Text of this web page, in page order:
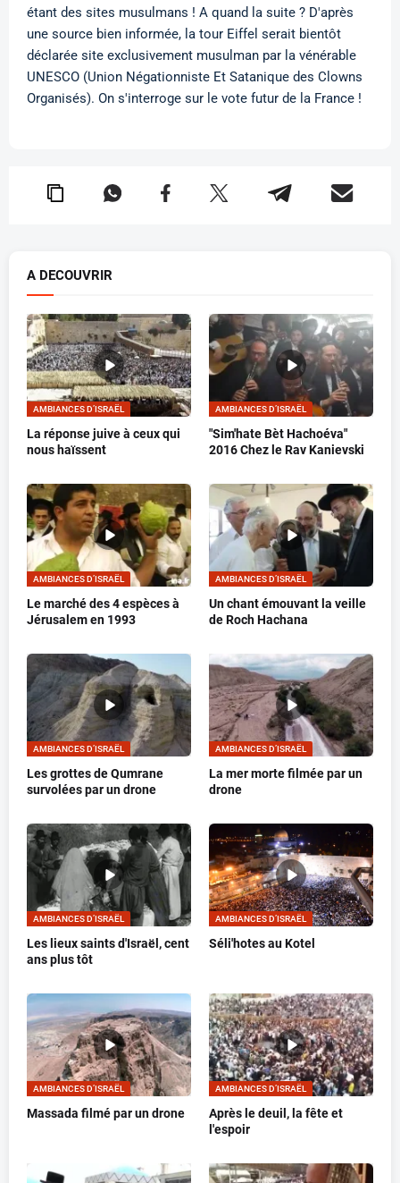
étant des sites musulmans ! A quand la suite ? D'après
une source bien informée, la tour Eiffel serait bientôt
déclarée site exclusivement musulman par la vénérable
UNESCO (Union Négationniste Et Satanique des Clowns
Organisés). On s'interroge sur le vote futur de la France !
A DECOUVRIR
AMBIANCES D’ISRAËL
La réponse juive à ceux qui
nous haïssent
AMBIANCES D’ISRAËL
"Sim'hate Bèt Hachoéva"
2016 Chez le Rav Kanievski
AMBIANCES D’ISRAËL
Le marché des 4 espèces à
Jérusalem en 1993
AMBIANCES D’ISRAËL
Un chant émouvant la veille
de Roch Hachana
AMBIANCES D’ISRAËL
Les grottes de Qumrane
survolées par un drone
AMBIANCES D’ISRAËL
La mer morte filmée par un
drone
AMBIANCES D’ISRAËL
Les lieux saints d'Israël, cent
ans plus tôt
AMBIANCES D’ISRAËL
Séli'hotes au Kotel
AMBIANCES D’ISRAËL
Massada filmé par un drone
AMBIANCES D’ISRAËL
Après le deuil, la fête et
l'espoir